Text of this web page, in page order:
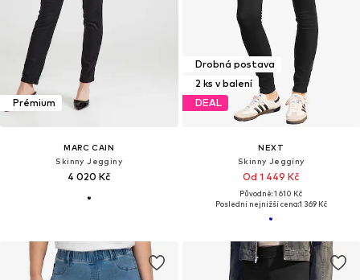
Prémium
MARC CAIN
Skinny Jeggíny
4 020 Kč
Drobná postava
2 ks v balení
DEAL
NEXT
Skinny Jeggíny
Od 1 449 Kč
Původně: 1 610 Kč
Poslední nejnižší cena:1 369 Kč